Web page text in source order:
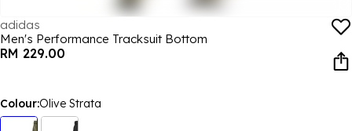
adidas
Men's Performance Tracksuit Bottom
RM 229.00
Colour:Olive Strata